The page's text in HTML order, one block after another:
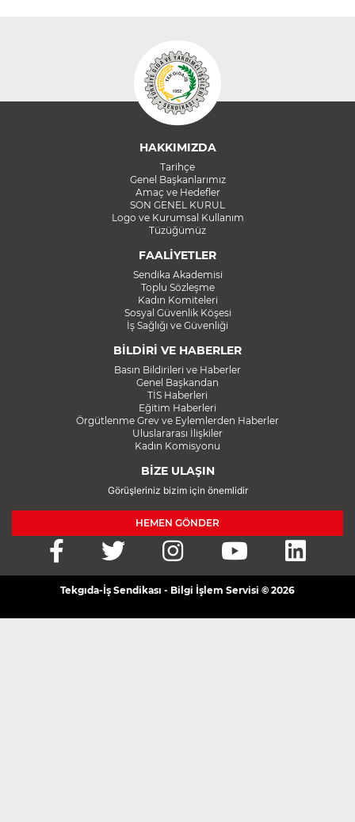
HAKKIMIZDA
Tarihçe
Genel Başkanlarımız
Amaç ve Hedefler
SON GENEL KURUL
Logo ve Kurumsal Kullanım
Tüzüğümüz
FAALİYETLER
Sendika Akademisi
Toplu Sözleşme
Kadın Komiteleri
Sosyal Güvenlik Köşesi
İş Sağlığı ve Güvenliği
BİLDİRİ VE HABERLER
Basın Bildirileri ve Haberler
Genel Başkandan
TİS Haberleri
Eğitim Haberleri
Örgütlenme Grev ve Eylemlerden Haberler
Uluslararası İlişkiler
Kadın Komisyonu
BİZE ULAŞIN
Görüşleriniz bizim için önemlidir
HEMEN GÖNDER
Tekgıda-İş Sendikası - Bilgi İşlem Servisi © 2026